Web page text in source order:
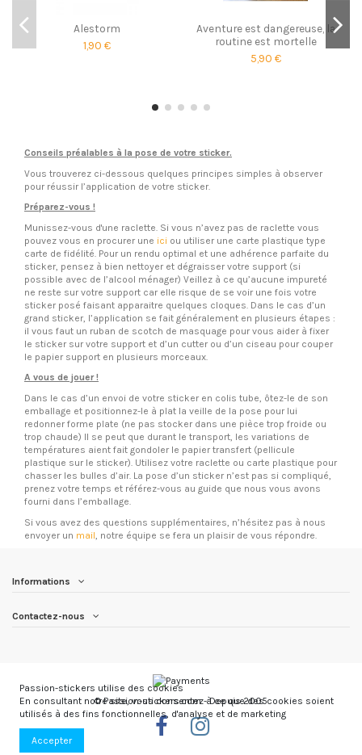
Alestorm
1,90 €
Aventure est dangereuse, la
routine est mortelle
5,90 €
Conseils préalables à la pose de votre sticker.
Vous trouverez ci-dessous quelques principes simples à observer
pour réussir l’application de votre sticker.
Préparez-vous !
Munissez-vous d'une raclette. Si vous n’avez pas de raclette vous
pouvez vous en procurer une ici ou utiliser une carte plastique type
carte de fidélité. Pour un rendu optimal et une adhérence parfaite du
sticker, pensez à bien nettoyer et dégraisser votre support (si
possible avec de l’alcool ménager) Veillez à ce qu’aucune impureté
ne reste sur votre support car elle risque de se voir une fois votre
sticker posé faisant apparaitre quelques cloques. Dans le cas d’un
grand sticker, l’application se fait généralement en plusieurs étapes :
il vous faut un ruban de scotch de masquage pour vous aider à fixer
le sticker sur votre support et d’un cutter ou d’un ciseau pour couper
le papier support en plusieurs morceaux.
A vous de jouer !
Dans le cas d’un envoi de votre sticker en colis tube, ôtez-le de son
emballage et positionnez-le à plat la veille de la pose pour lui
redonner forme plate (ne pas stocker dans une pièce trop froide ou
trop chaude) Il se peut que durant le transport, les variations de
températures aient fait gondoler le papier transfert (pellicule
plastique sur le sticker). Utilisez votre raclette ou carte plastique pour
chasser les bulles d’air. La pose d’un sticker n’est pas si compliqué,
prenez votre temps et référez-vous au guide que nous vous avons
fourni dans l’emballage.
Si vous avez des questions supplémentaires, n’hésitez pas à nous
envoyer un mail , notre équipe se fera un plaisir de vous répondre.
Informations
Contactez-nous
© Passion-stickers.com - Depuis 2005
Passion-stickers utilise des cookies
En consultant notre site, vous consentez à ce que des cookies soient
utilisés à des fins fonctionnelles, d'analyse et de marketing
Accepter